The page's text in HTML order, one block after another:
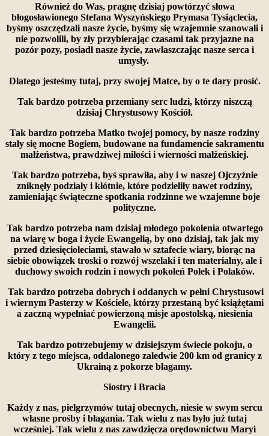
Również do Was, pragnę dzisiaj powtórzyć słowa
błogosławionego Stefana Wyszyńskiego Prymasa Tysiąclecia,
byśmy oszczędzali nasze życie, byśmy się wzajemnie szanowali i
nie pozwolili, by zły przybierając czasami tak przyjazne na
pozór pozy, posiadł nasze życie, zawłaszczając nasze serca i
umysły.
Dlatego jesteśmy tutaj, przy swojej Matce, by o te dary prosić.
Tak bardzo potrzeba przemiany serc ludzi, którzy niszczą
dzisiaj Chrystusowy Kościół.
Tak bardzo potrzeba Matko twojej pomocy, by nasze rodziny
stały się mocne Bogiem, budowane na fundamencie sakramentu
małżeństwa, prawdziwej miłości i wierności małżeńskiej.
Tak bardzo potrzeba, byś sprawiła, aby i w naszej Ojczyźnie
zniknęły podziały i kłótnie, które podzieliły nawet rodziny,
zamieniając świąteczne spotkania rodzinne we wzajemne boje
polityczne.
Tak bardzo potrzeba nam dzisiaj młodego pokolenia otwartego
na wiarę w boga i życie Ewangelią, by ono dzisiaj, tak jak my
przed dziesięcioleciami, stawało w sztafecie wiary, biorąc na
siebie obowiązek troski o rozwój wszelaki i ten materialny, ale i
duchowy swoich rodzin i nowych pokoleń Polek i Polaków.
Tak bardzo potrzeba dobrych i oddanych w pełni Chrystusowi
i wiernym Pasterzy w Kościele, którzy przestaną być książętami
a zaczną wypełniać powierzoną misje apostolską, niesienia
Ewangelii.
Tak bardzo potrzebujemy w dzisiejszym świecie pokoju, o
który z tego miejsca, oddalonego zaledwie 200 km od granicy z
Ukrainą z pokorze błagamy.
Siostry i Bracia
Każdy z nas, pielgrzymów tutaj obecnych, niesie w swym sercu
własne prośby i błagania. Tak wielu z nas było już tutaj
wcześniej. Tak wielu z nas zawdzięcza orędownictwu Maryi